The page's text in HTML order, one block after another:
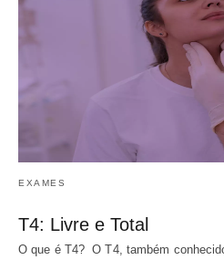
EXAMES
T4: Livre e Total
O que é T4? O T4, também